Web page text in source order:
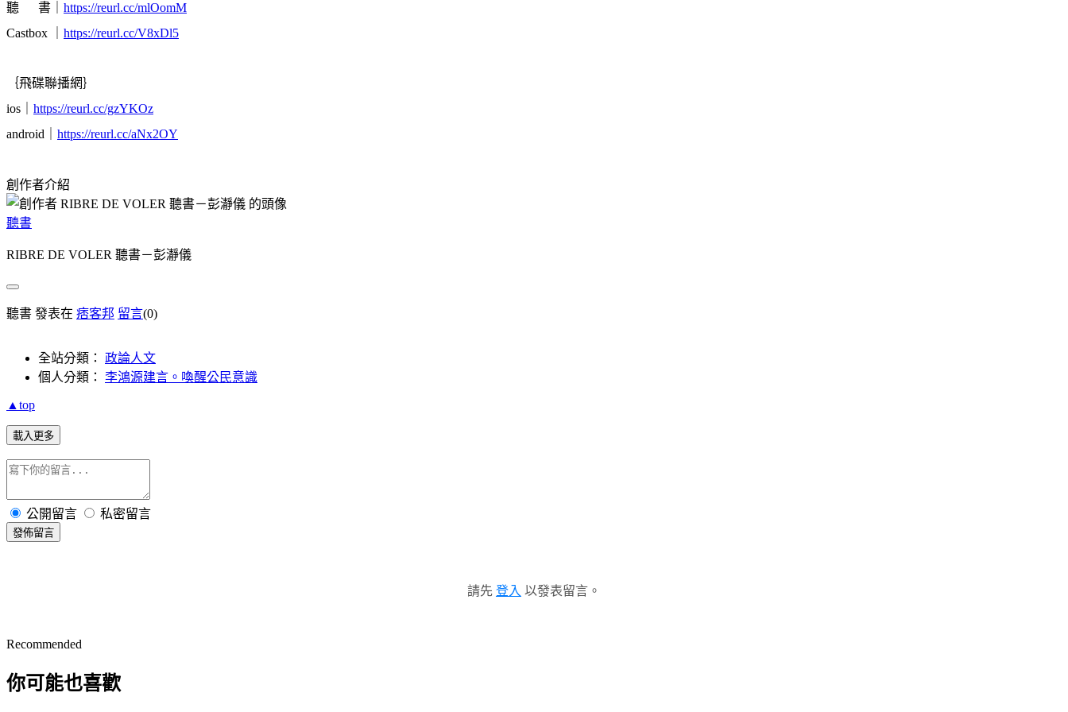
聽 書｜ https://reurl.cc/mlOomM
Castbox
https://reurl.cc/V8xDl5
｛飛碟聯播網｝
ios
https://reurl.cc/gzYKOz
android
https://reurl.cc/aNx2OY
創作者介紹
聽書
RIBRE DE VOLER 聽書－彭瀞儀
聽書 發表在 痞客邦 留言(0)
全站分類： 政論人文
個人分類： 李鴻源建言。喚醒公民意識
▲top
載入更多
公開留言 私密留言
發佈留言
請先 登入 以發表留言。
Recommended
你可能也喜歡